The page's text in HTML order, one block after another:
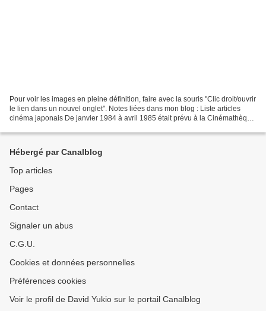
Pour voir les images en pleine définition, faire avec la souris "Clic droit/ouvrir
le lien dans un nouvel onglet". Notes liées dans mon blog : Liste articles
cinéma japonais De janvier 1984 à avril 1985 était prévu à la Cinémathèque
Hébergé par Canalblog
Top articles
Pages
Contact
Signaler un abus
C.G.U.
Cookies et données personnelles
Préférences cookies
Voir le profil de David Yukio sur le portail Canalblog